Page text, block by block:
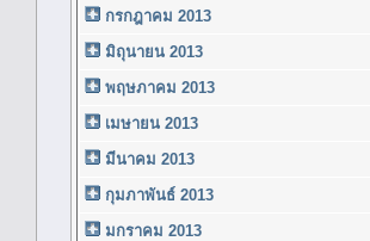
กรกฎาคม 2013
มิถุนายน 2013
พฤษภาคม 2013
เมษายน 2013
มีนาคม 2013
กุมภาพันธ์ 2013
มกราคม 2013